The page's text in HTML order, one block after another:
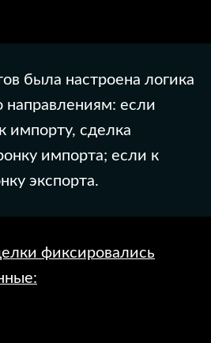
была настроена логика
направлениям: если
импорту, сделка
импорта; если к
экспорта.
фиксировались